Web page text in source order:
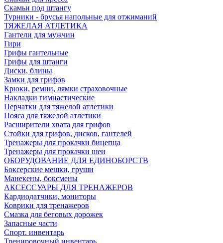
Скамьи под штангу
Турники - брусья напольные для отжиманий
ТЯЖЕЛАЯ АТЛЕТИКА
Гантели для мужчин
Гири
Грифы гантельные
Грифы для штанги
Диски, блины
Замки для грифов
Крюки, ремни, лямки страховочные
Накладки гимнастические
Перчатки для тяжелой атлетики
Пояса для тяжелой атлетики
Расширители хвата для грифов
Стойки для грифов, дисков, гантелей
Тренажеры для прокачки бицепца
Тренажеры для прокачки шеи
ОБОРУДОВАНИЕ ДЛЯ ЕДИНОБОРСТВ
Боксерские мешки, груши
Манекены, боксмены
АКСЕССУАРЫ ДЛЯ ТРЕНАЖЕРОВ
Кардиодатчики, мониторы
Коврики для тренажеров
Смазка для беговых дорожек
Запасные части
Спорт. инвентарь
Тренировочный инвентарь